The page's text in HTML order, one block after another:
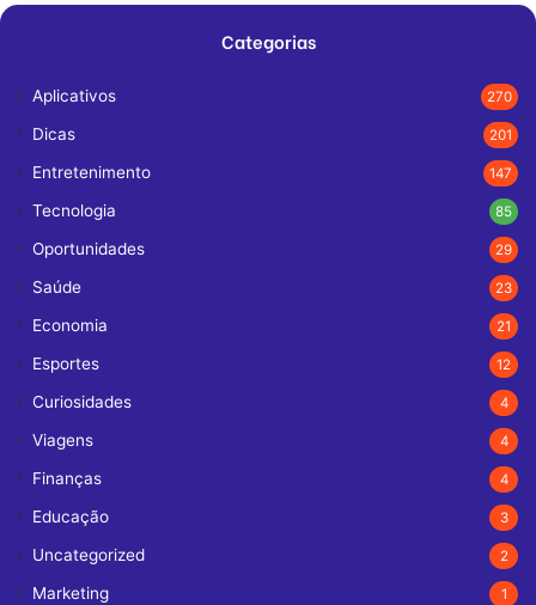
Categorias
Aplicativos 270
Dicas 201
Entretenimento 147
Tecnologia 85
Oportunidades 29
Saúde 23
Economia 21
Esportes 12
Curiosidades 4
Viagens 4
Finanças 4
Educação 3
Uncategorized 2
Marketing 1